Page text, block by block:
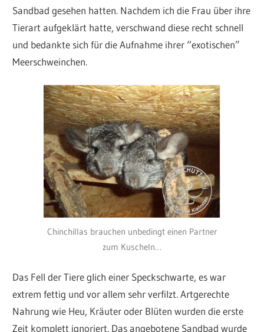
Sandbad gesehen hatten. Nachdem ich die Frau über ihre
Tierart aufgeklärt hatte, verschwand diese recht schnell
und bedankte sich für die Aufnahme ihrer “exotischen”
Meerschweinchen.
Chinchillas brauchen unbedingt einen Partner
zum Kuscheln…
Das Fell der Tiere glich einer Speckschwarte, es war
extrem fettig und vor allem sehr verfilzt. Artgerechte
Nahrung wie Heu, Kräuter oder Blüten wurden die erste
Zeit komplett ignoriert. Das angebotene Sandbad wurde